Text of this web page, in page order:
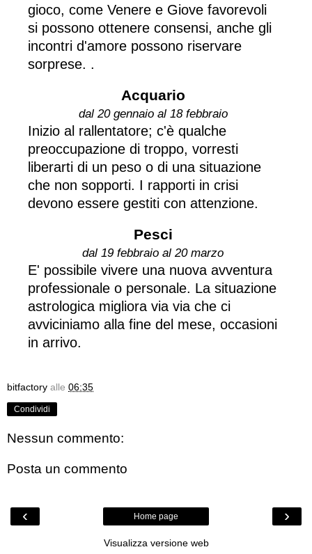
gioco, come Venere e Giove favorevoli
si possono ottenere consensi, anche gli
incontri d'amore possono riservare
sorprese. .
Acquario
dal 20 gennaio al 18 febbraio
Inizio al rallentatore; c'è qualche
preoccupazione di troppo, vorresti
liberarti di un peso o di una situazione
che non sopporti. I rapporti in crisi
devono essere gestiti con attenzione.
Pesci
dal 19 febbraio al 20 marzo
E' possibile vivere una nuova avventura
professionale o personale. La situazione
astrologica migliora via via che ci
avviciniamo alla fine del mese, occasioni
in arrivo.
bitfactory alle 06:35
Condividi
Nessun commento:
Posta un commento
‹ ›
Home page
Visualizza versione web